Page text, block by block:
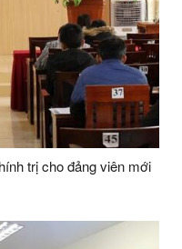
trị cho đảng viên mới